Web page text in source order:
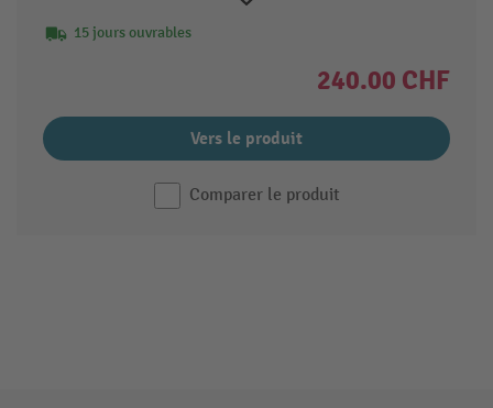
15 jours ouvrables
240.00 CHF
Vers le produit
Comparer le produit